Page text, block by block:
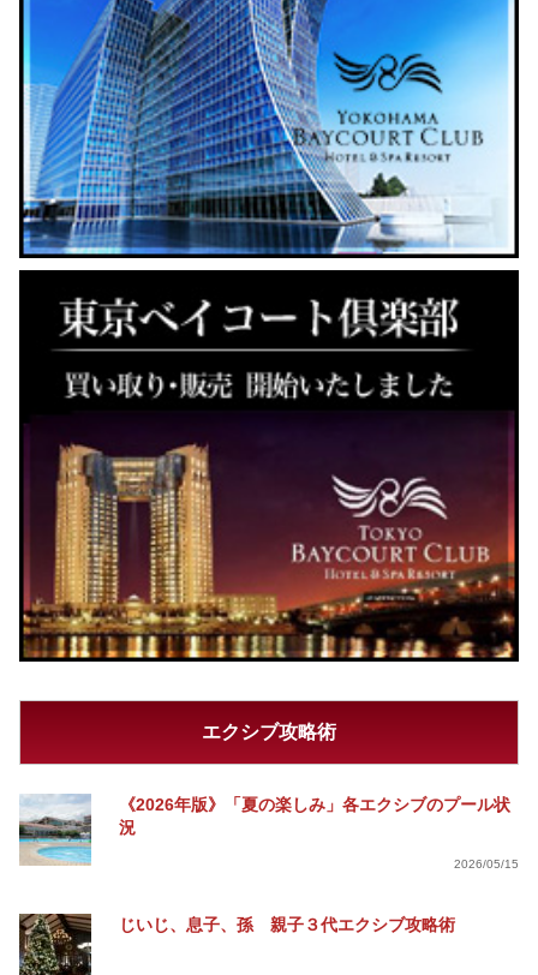
エクシブ攻略術
《2026年版》「夏の楽しみ」各エクシブのプール状
況
2026/05/15
じいじ、息子、孫 親子３代エクシブ攻略術